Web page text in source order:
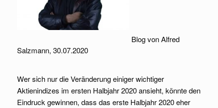
Blog von Alfred
Salzmann, 30.07.2020
Wer sich nur die Veränderung einiger wichtiger
Aktienindizes im ersten Halbjahr 2020 ansieht, könnte den
Eindruck gewinnen, dass das erste Halbjahr 2020 eher